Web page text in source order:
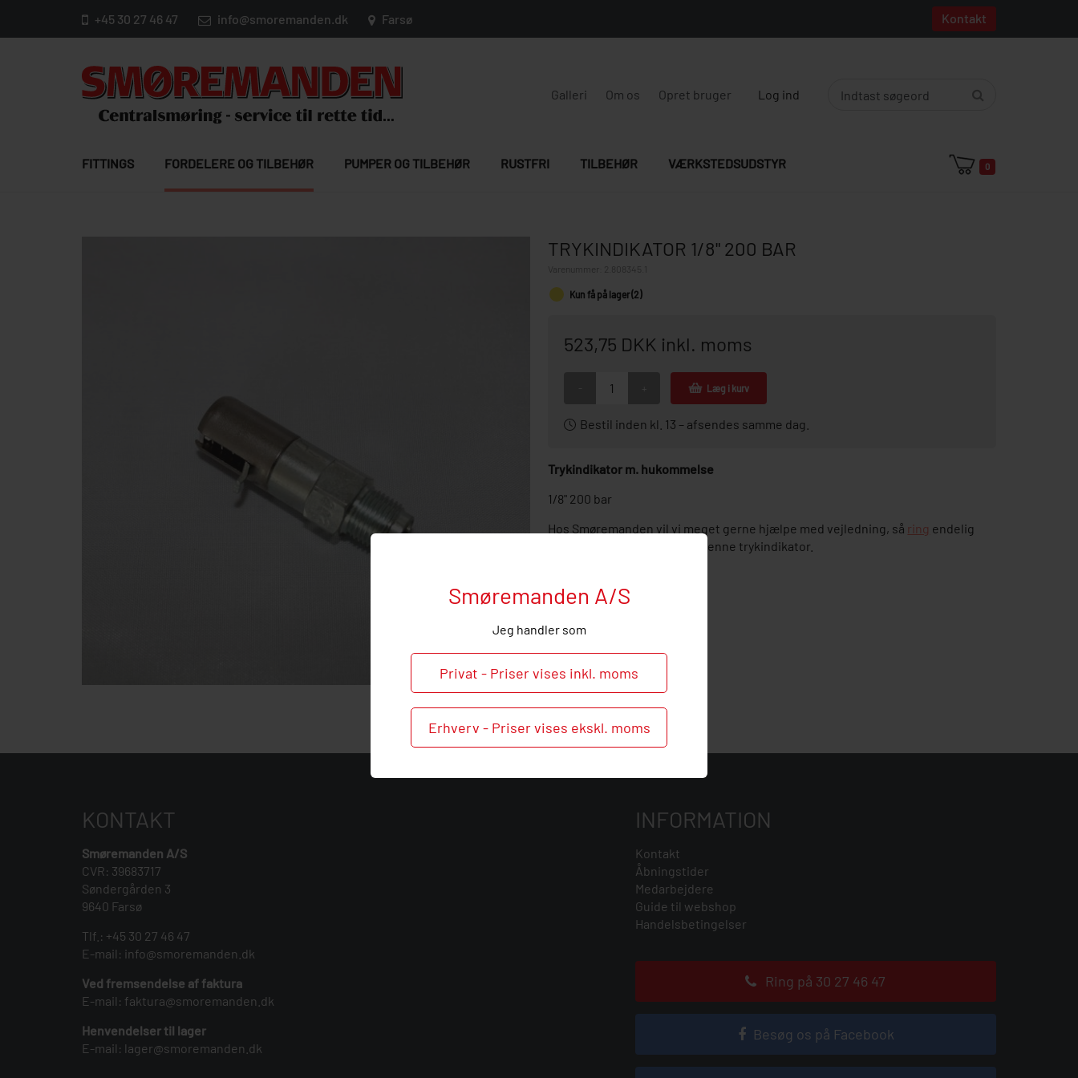
Smøremanden A/S
Jeg handler som
Privat - Priser vises inkl. moms
Erhverv - Priser vises ekskl. moms
+45 30 27 46 47 info@smoremanden.dk Farsø Kontakt
Galleri Om os Opret bruger Log ind
FITTINGS FORDELERE OG TILBEHØR PUMPER OG TILBEHØR RUSTFRI TILBEHØR VÆRKSTEDSUDSTYR 0
TRYKINDIKATOR 1/8" 200 BAR
2.808345.1
Kun få på lager (2)
523,75 DKK inkl. moms
Læg i kurv
Bestil inden kl. 13 – afsendes samme dag.
Trykindikator m. hukommelse
1/8" 200 bar
Hos Smøremanden vil vi meget gerne hjælpe med vejledning, så ring endelig
ved behov og spørgsmål til denne trykindikator.
KONTAKT
Smøremanden A/S
CVR: 39683717
Søndergården 3
9640 Farsø
Tlf.: +45 30 27 46 47
E-mail: info@smoremanden.dk
Ved fremsendelse af faktura
E-mail: faktura@smoremanden.dk
Henvendelser til lager
E-mail: lager@smoremanden.dk
INFORMATION
Kontakt
Åbningstider
Medarbejdere
Guide til webshop
Handelsbetingelser
Ring på 30 27 46 47
Besøg os på Facebook